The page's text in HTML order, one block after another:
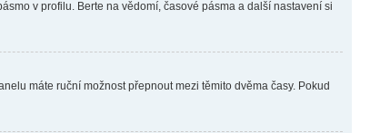
v profilu. Berte na vědomí, časové pásma a další nastavení si
máte ruční možnost přepnout mezi těmito dvěma časy. Pokud